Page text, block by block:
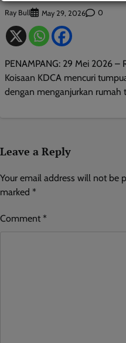
Ray Bull May 29, 2026 0
PENAMPANG: 29 Mei 2026 –
Koisaan KDCA mencuri
dengan menganjurkan rumah
Leave a Reply
Your email address will not be
marked *
Comment *